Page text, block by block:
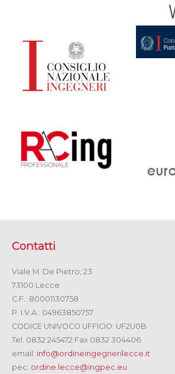
Contatti
Viale M. De Pietro, 23
73100 Lecce
C.F.: 80001130758
P. I.V.A.: 04963850757
CODICE UNIVOCO UFFICIO: UF2U0B
Tel. 0832 245472 Fax 0832 304406
email: info@ordineingegnerilecce.it
pec: ordine.lecce@ingpec.eu